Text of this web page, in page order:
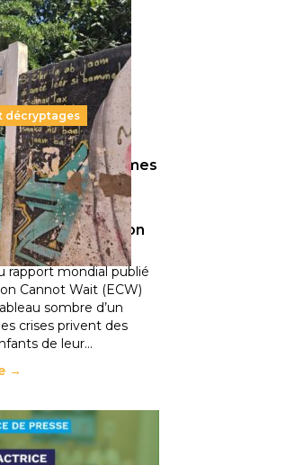
décryptages
d’enfants victimes
des chocs
et des
de population
-National
rapport mondial publié
Cannot Wait (ECW)
sombre d’un
crises privent des
de leur…
→